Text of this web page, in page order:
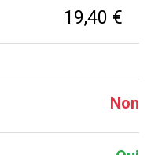
19,40 €
Non